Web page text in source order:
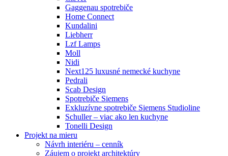
Gaggenau spotrebiče
Home Connect
Kundalini
Liebherr
Lzf Lamps
Moll
Nidi
Next125 luxusné nemecké kuchyne
Pedrali
Scab Design
Spotrebiče Siemens
Exkluzívne spotrebiče Siemens Studioline
Schuller – viac ako len kuchyne
Tonelli Design
Projekt na mieru
Návrh interiéru – cenník
Záujem o projekt architektúry